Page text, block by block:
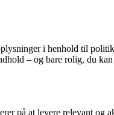
i henhold til
– og bare rolig, du
på at levere relevant